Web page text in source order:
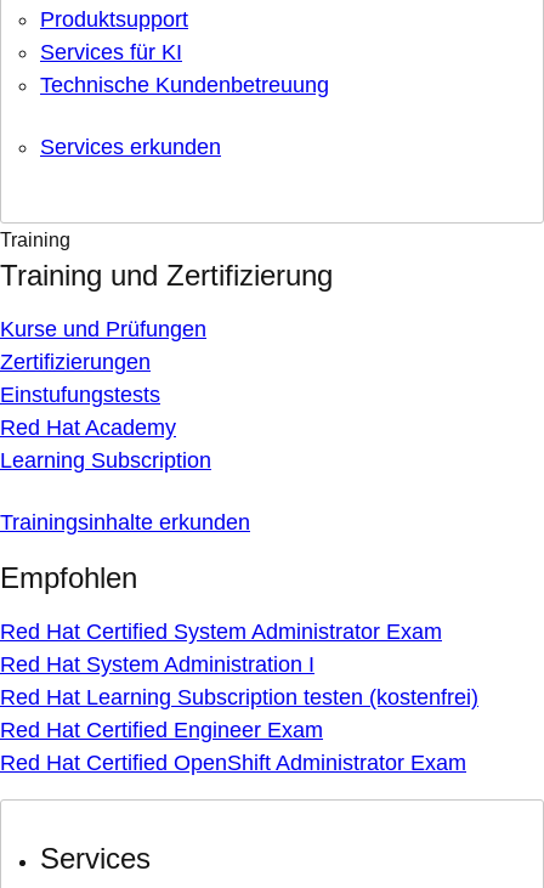
Produktsupport
Services für KI
Technische Kundenbetreuung
Services erkunden
Training
Training und Zertifizierung
Kurse und Prüfungen
Zertifizierungen
Einstufungstests
Red Hat Academy
Learning Subscription
Trainingsinhalte erkunden
Empfohlen
Red Hat Certified System Administrator Exam
Red Hat System Administration I
Red Hat Learning Subscription testen (kostenfrei)
Red Hat Certified Engineer Exam
Red Hat Certified OpenShift Administrator Exam
Services